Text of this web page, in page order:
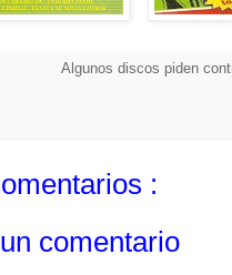
Algunos discos piden
:
comentario